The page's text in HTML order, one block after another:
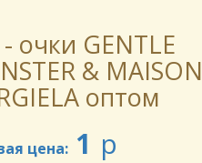
очки GENTLE
& MAISON
оптом
цена: 1 p